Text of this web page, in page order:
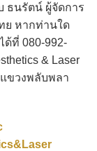
ธนรัตน์ ผู้จัดการ
ย หากท่านใด
ด้ที่ 080-992-
& Laser
แขวงพลับพลา